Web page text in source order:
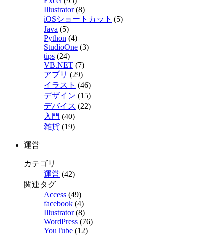
Illustrator(8)
iOSショートカット (5)
Java (5)
Python (4)
StudioOne (3)
tips (24)
VB.NET (7)
アプリ (29)
イラスト (46)
デザイン (15)
デバイス (22)
入門 (40)
雑貨 (19)
運営
カテゴリ
運営 (42)
関連タグ
Access (49)
facebook (4)
Illustrator(8)
WordPress (76)
YouTube (12)